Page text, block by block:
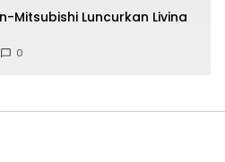
Mitsubishi Luncurkan Livina
0